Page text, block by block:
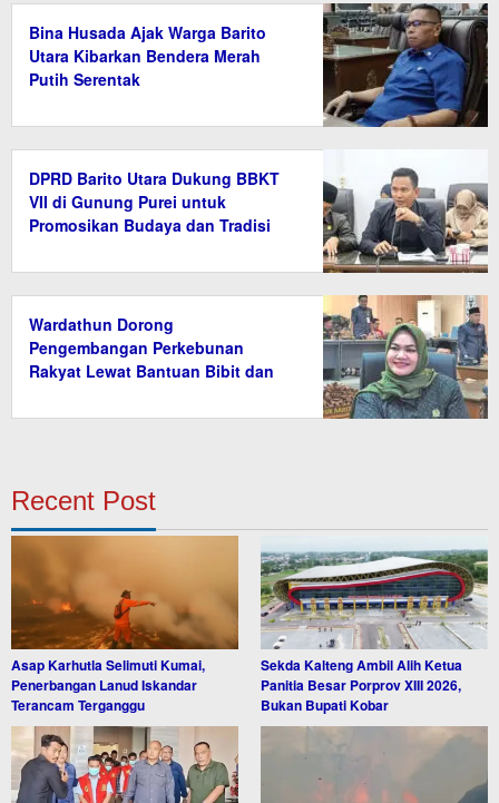
Bina Husada Ajak Warga Barito
Utara Kibarkan Bendera Merah
Putih Serentak
DPRD Barito Utara Dukung BBKT
VII di Gunung Purei untuk
Promosikan Budaya dan Tradisi
Wardathun Dorong
Pengembangan Perkebunan
Rakyat Lewat Bantuan Bibit dan
Recent Post
Asap Karhutla Selimuti Kumai,
Penerbangan Lanud Iskandar
Terancam Terganggu
Sekda Kalteng Ambil Alih Ketua
Panitia Besar Porprov XIII 2026,
Bukan Bupati Kobar